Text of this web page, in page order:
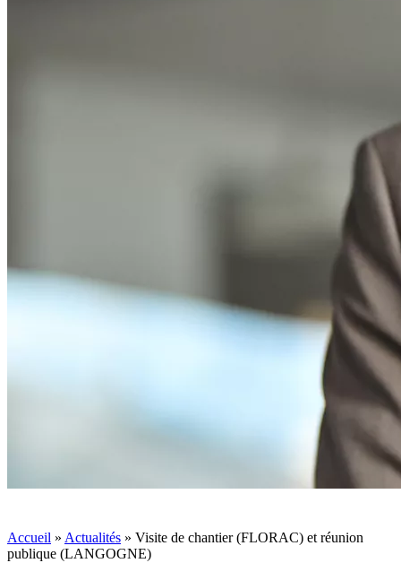
Accueil » Actualités » Visite de chantier (FLORAC) et réunion
publique (LANGOGNE)